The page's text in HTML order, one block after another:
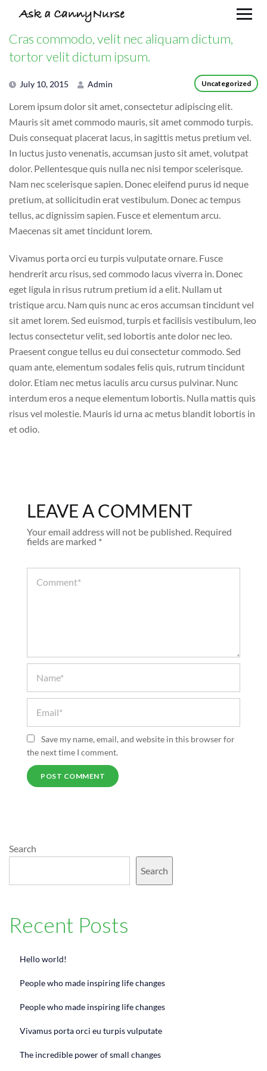
Cras commodo, velit nec aliquam dictum,
tortor velit dictum ipsum.
Uncategorized
July 10, 2015 Admin
Lorem ipsum dolor sit amet, consectetur adipiscing elit.
Mauris sit amet commodo mauris, sit amet commodo turpis.
Duis consequat placerat lacus, in sagittis metus pretium vel.
In luctus justo venenatis, accumsan justo sit amet, volutpat
dolor. Pellentesque quis nulla nec nisi tempor scelerisque.
Nam nec scelerisque sapien. Donec eleifend purus id neque
pretium, at sollicitudin erat vestibulum. Donec ac tempus
tellus, ac dignissim sapien. Fusce et elementum arcu.
Maecenas sit amet tincidunt lorem.
Vivamus porta orci eu turpis vulputate ornare. Fusce
hendrerit arcu risus, sed commodo lacus viverra in. Donec
eget ligula in risus rutrum pretium id a elit. Nullam ut
tristique arcu. Nam quis nunc ac eros accumsan tincidunt vel
sit amet lorem. Sed euismod, turpis et facilisis vestibulum, leo
lectus consectetur velit, sed lobortis ante dolor nec leo.
Praesent congue tellus eu dui consectetur commodo. Sed
quam ante, elementum sodales felis quis, rutrum tincidunt
dolor. Etiam nec metus iaculis arcu cursus pulvinar. Nunc
interdum eros a neque elementum lobortis. Nulla mattis quis
risus vel molestie. Mauris id urna ac metus blandit lobortis in
et odio.
LEAVE A COMMENT
Your email address will not be published. Required
fields are marked *
Save my name, email, and website in this browser for
the next time I comment.
Search
Search
Recent Posts
Hello world!
People who made inspiring life changes
People who made inspiring life changes
Vivamus porta orci eu turpis vulputate
The incredible power of small changes